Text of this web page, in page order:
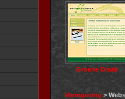
Groene Draak
Vormgeving >